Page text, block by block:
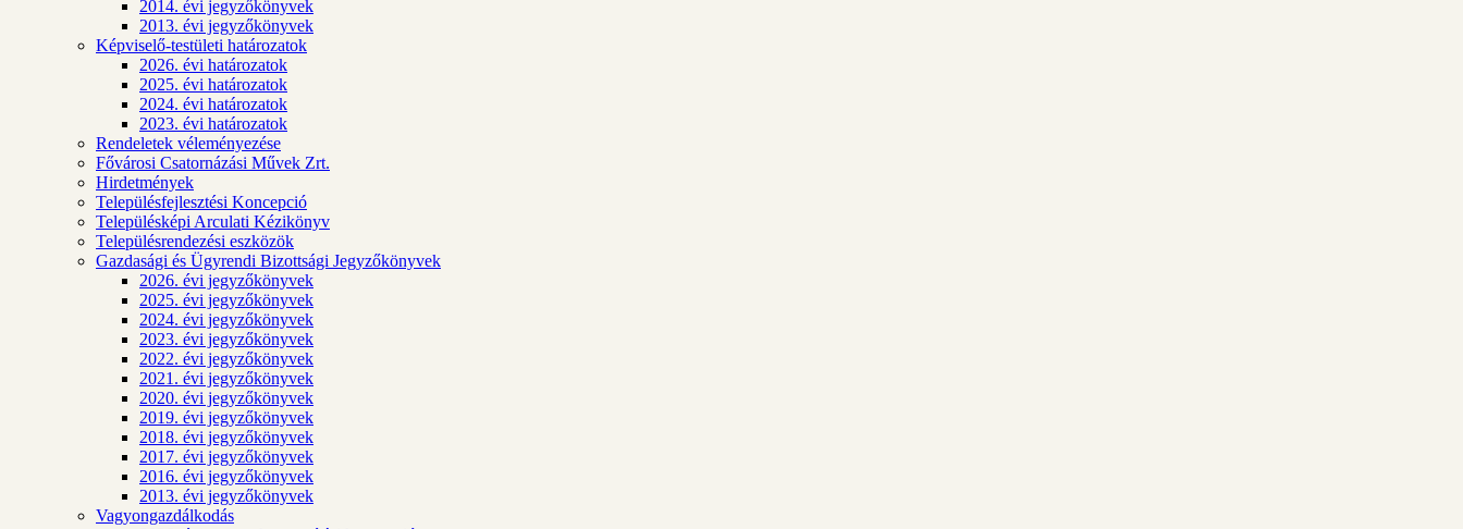
2014. évi jegyzőkönyvek
2013. évi jegyzőkönyvek
Képviselő-testületi határozatok
2026. évi határozatok
2025. évi határozatok
2024. évi határozatok
2023. évi határozatok
Rendeletek véleményezése
Fővárosi Csatornázási Művek Zrt.
Hirdetmények
Településfejlesztési Koncepció
Településképi Arculati Kézikönyv
Településrendezési eszközök
Gazdasági és Ügyrendi Bizottsági Jegyzőkönyvek
2026. évi jegyzőkönyvek
2025. évi jegyzőkönyvek
2024. évi jegyzőkönyvek
2023. évi jegyzőkönyvek
2022. évi jegyzőkönyvek
2021. évi jegyzőkönyvek
2020. évi jegyzőkönyvek
2019. évi jegyzőkönyvek
2018. évi jegyzőkönyvek
2017. évi jegyzőkönyvek
2016. évi jegyzőkönyvek
2013. évi jegyzőkönyvek
Vagyongazdálkodás